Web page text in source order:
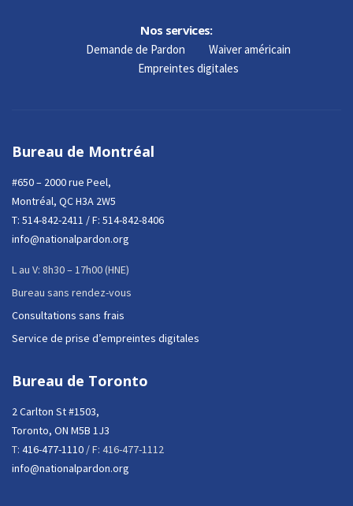
Nos services:
Demande de Pardon
Waiver américain
Empreintes digitales
Bureau de Montréal
#650 – 2000 rue Peel,
Montréal, QC H3A 2W5
T: 514-842-2411 / F: 514-842-8406
info@nationalpardon.org
L au V: 8h30 – 17h00 (HNE)
Bureau sans rendez-vous
Consultations sans frais
Service de prise d’empreintes digitales
Bureau de Toronto
2 Carlton St #1503,
Toronto, ON M5B 1J3
T: 416-477-1110 / F: 416-477-1112
info@nationalpardon.org